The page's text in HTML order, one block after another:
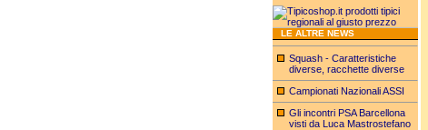
LE ALTRE NEWS
Squash - Caratteristiche
diverse, racchette diverse
Campionati Nazionali ASSI
Gli incontri PSA Barcellona
visti da Luca Mastrostefano